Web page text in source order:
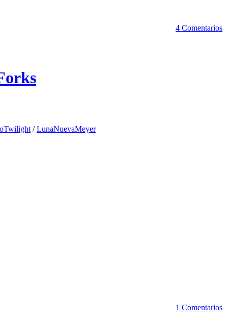
4 Comentarios
/LunaNuevaMeyer
1 Comentarios